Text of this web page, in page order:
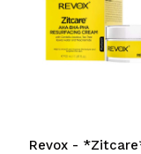
Revox -